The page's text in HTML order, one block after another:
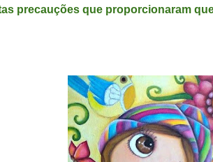
precauções que proporcionaram